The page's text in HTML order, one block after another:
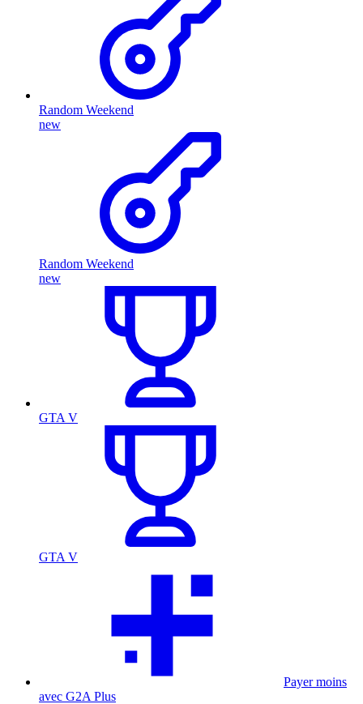
Random Weekend
new
Random Weekend
new
GTA V
GTA V
Payer moins
avec G2A Plus